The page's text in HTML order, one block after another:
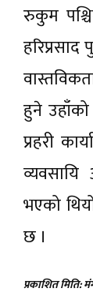
रुकुम
हुने
प्रहरी
भएको
छ ।
प्रकाशित मिति: